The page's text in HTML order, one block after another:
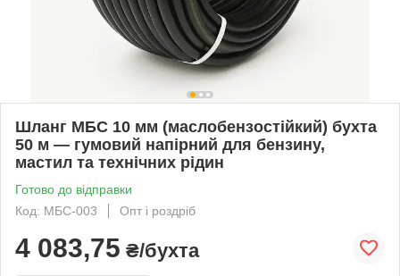
Шланг МБС 10 мм (маслобензостійкий) бухта
50 м — гумовий напірний для бензину,
мастил та технічних рідин
Готово до відправки
Код: МБС-003
Опт і роздріб
4 083,75 ₴/бухта